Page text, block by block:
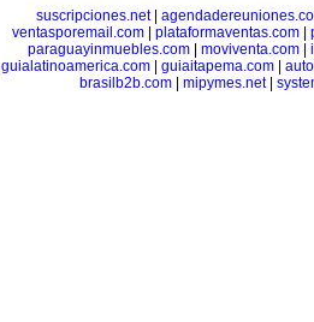
suscripciones.net|
ventasporemail.com| plataformaventas.com|
paraguayinmuebles.com| moviventa.com|
guialatinoamerica.com
guiaitapema.com
brasilb2b.com| mipymes.net|